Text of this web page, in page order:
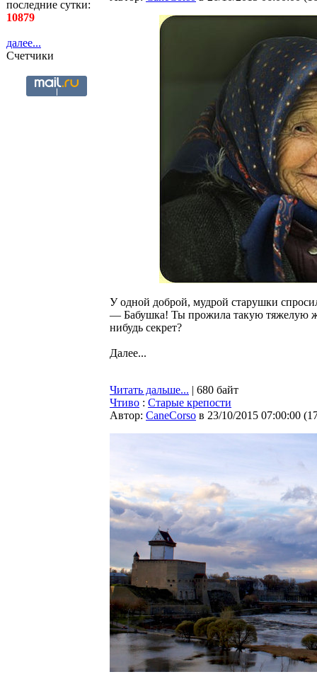
последние сутки:
10879
далее...
Счетчики
У одной доброй, мудрой старушки
— Бабушка! Ты прожила такую тяжелую
нибудь секрет?
Далее...
Читать дальше... | 680 байт
Чтиво : Старые крепости
Автор: CaneCorso в 23/10/2015 07:00:00 (